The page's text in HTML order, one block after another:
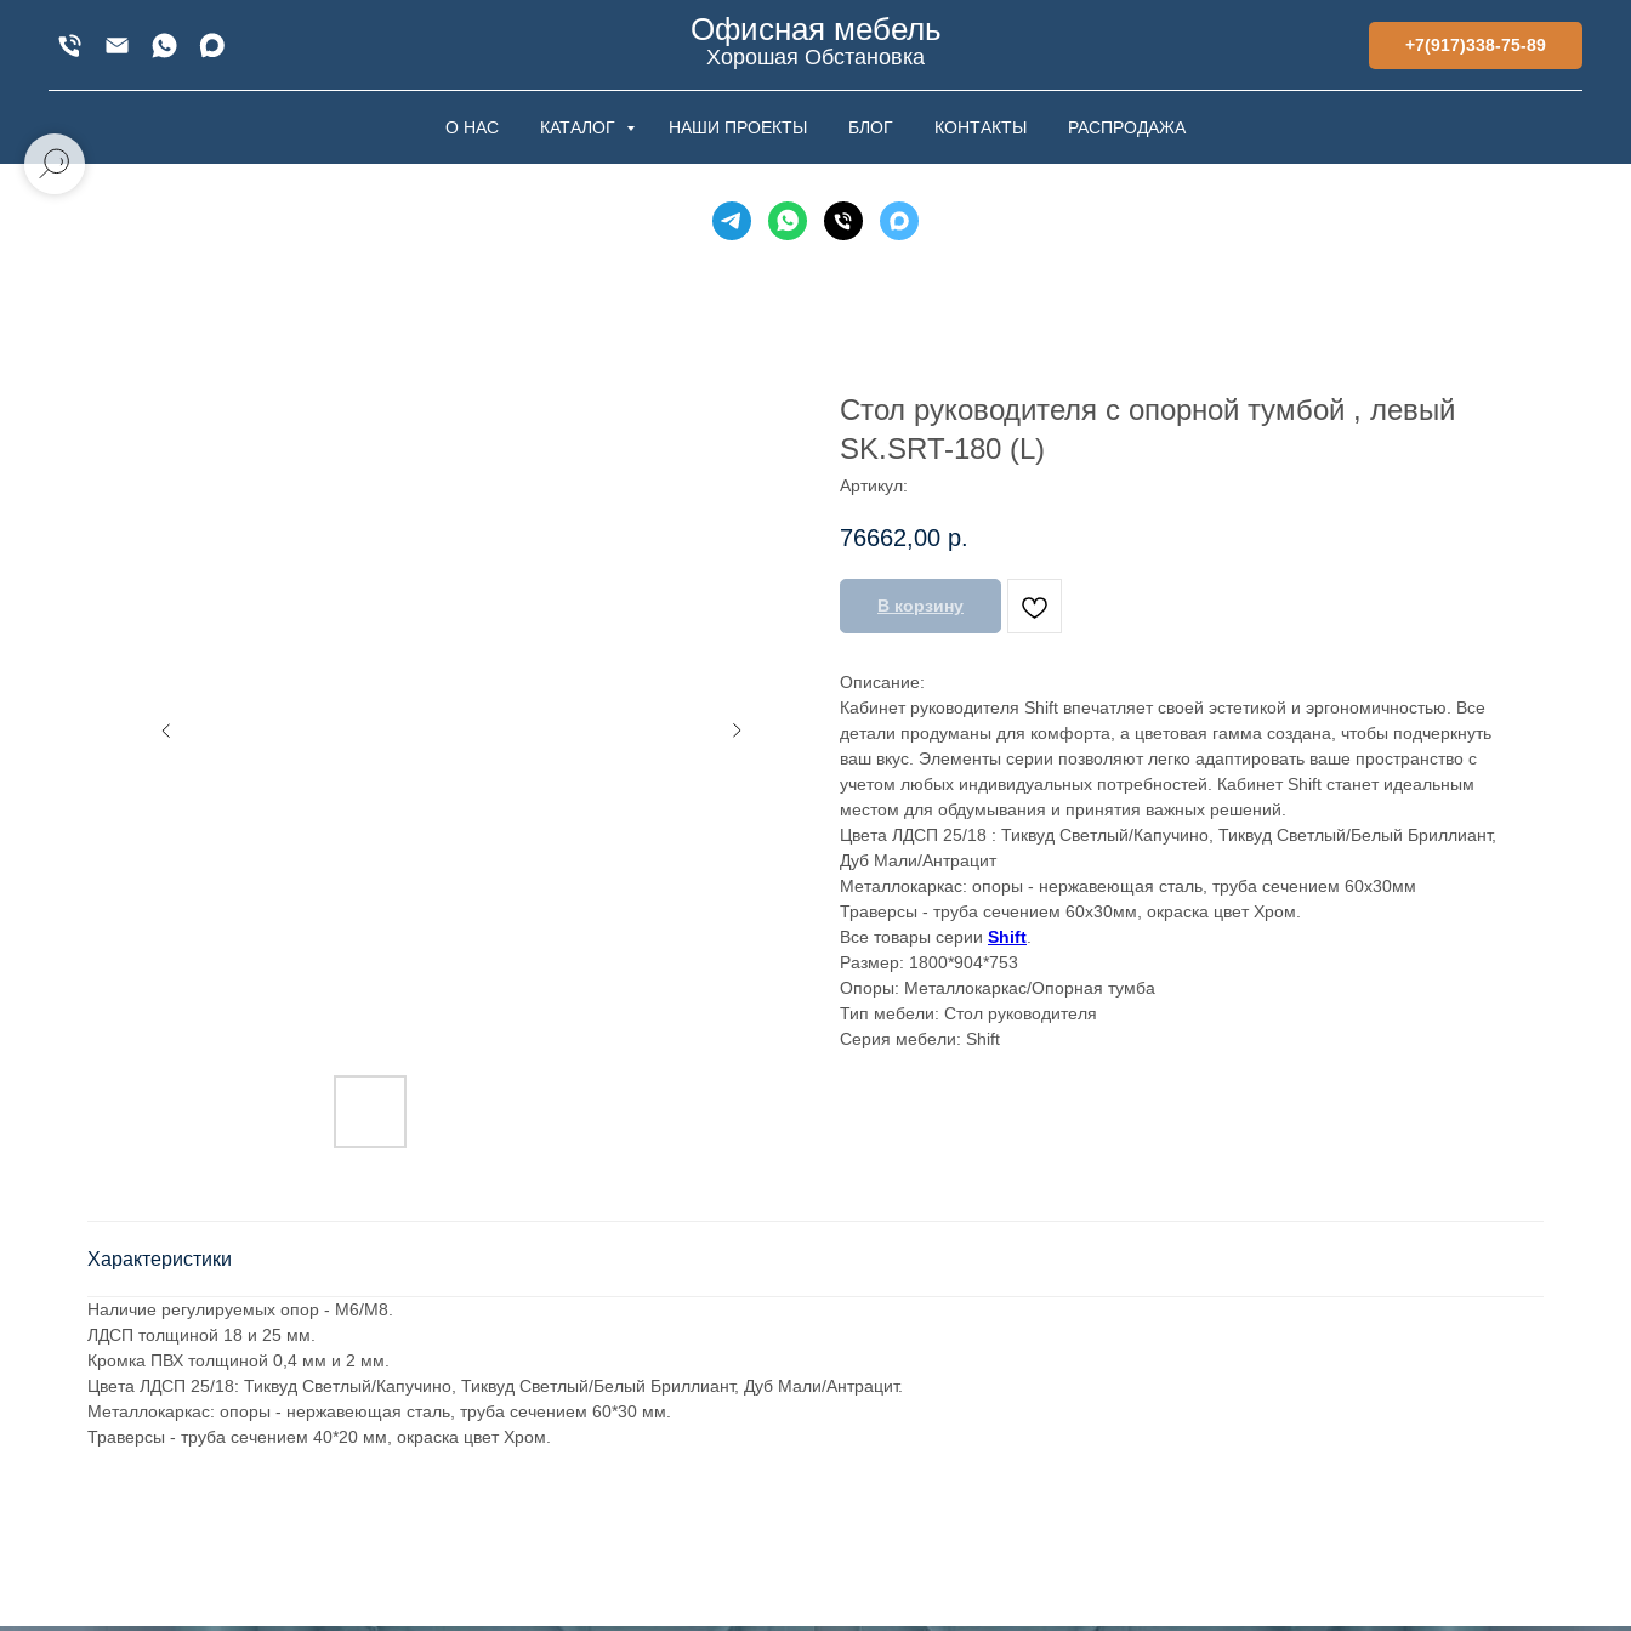
Офисная мебель
Хорошая Обстановка +7(917)338-75-89
О НАС КАТАЛОГ НАШИ ПРОЕКТЫ БЛОГ КОНТАКТЫ РАСПРОДАЖА
Стол руководителя с опорной тумбой , левый
SK.SRT-180 (L)
Артикул:
76662,00 р.
В корзину
Описание:
Кабинет руководителя Shift впечатляет своей эстетикой и эргономичностью. Все
детали продуманы для комфорта, а цветовая гамма создана, чтобы подчеркнуть
ваш вкус. Элементы серии позволяют легко адаптировать ваше пространство с
учетом любых индивидуальных потребностей. Кабинет Shift станет идеальным
местом для обдумывания и принятия важных решений.
Цвета ЛДСП 25/18 : Тиквуд Светлый/Капучино, Тиквуд Светлый/Белый Бриллиант,
Дуб Мали/Антрацит
Металлокаркас: опоры - нержавеющая сталь, труба сечением 60х30мм
Траверсы - труба сечением 60х30мм, окраска цвет Хром.
Все товары серии Shift.
Размер: 1800*904*753
Опоры: Металлокаркас/Опорная тумба
Тип мебели: Стол руководителя
Серия мебели: Shift
Характеристики
Наличие регулируемых опор - М6/М8.
ЛДСП толщиной 18 и 25 мм.
Кромка ПВХ толщиной 0,4 мм и 2 мм.
Цвета ЛДСП 25/18: Тиквуд Светлый/Капучино, Тиквуд Светлый/Белый Бриллиант, Дуб Мали/Антрацит.
Металлокаркас: опоры - нержавеющая сталь, труба сечением 60*30 мм.
Траверсы - труба сечением 40*20 мм, окраска цвет Хром.